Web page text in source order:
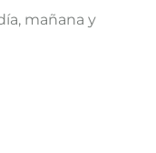
mañana y